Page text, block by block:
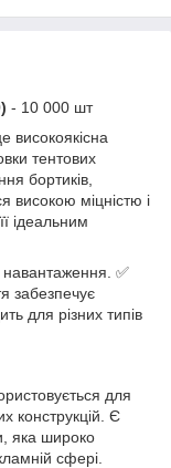
- 10 000 шт
тентових
бортиків,
високою міцністю і
ідеальним
навантаження. ✅
забезпечує
для різних типів
для
конструкцій. Є
яка широко
сфері.